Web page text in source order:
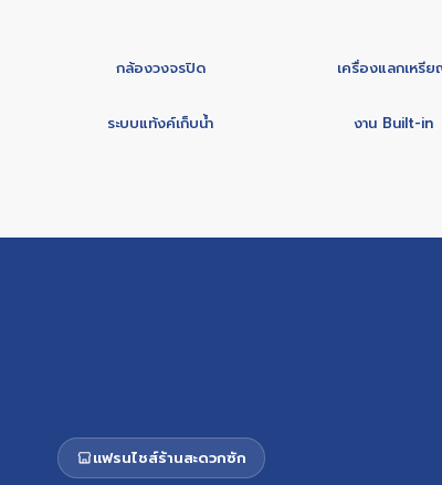
กล้องวงจรปิด เครื่องแลกเหรี
ระบบแท้งค์เก็บน้ำ งาน Built-in
แฟรนไชส์ร้านสะดวกซัก